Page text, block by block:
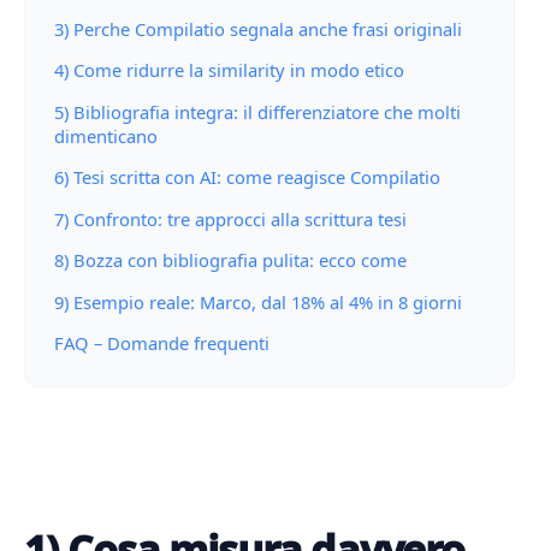
3) Perche Compilatio segnala anche frasi originali
4) Come ridurre la similarity in modo etico
5) Bibliografia integra: il differenziatore che molti
dimenticano
6) Tesi scritta con AI: come reagisce Compilatio
7) Confronto: tre approcci alla scrittura tesi
8) Bozza con bibliografia pulita: ecco come
9) Esempio reale: Marco, dal 18% al 4% in 8 giorni
FAQ – Domande frequenti